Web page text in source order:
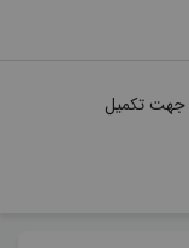
جهت تکمیل